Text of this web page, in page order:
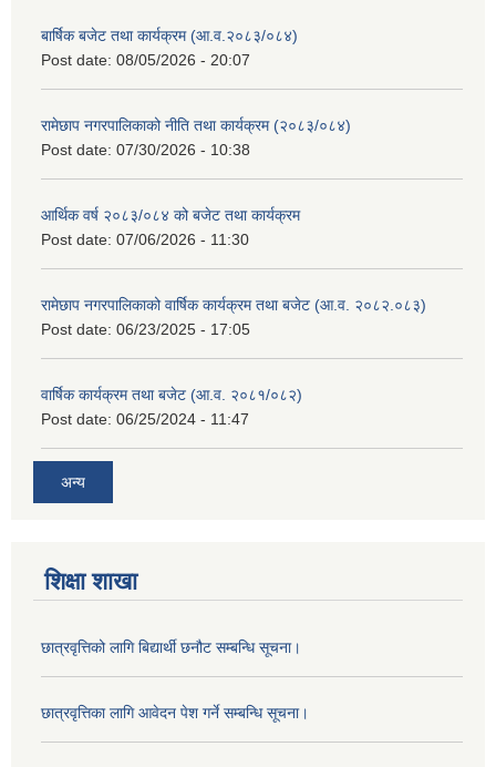
बार्षिक बजेट तथा कार्यक्रम (आ.व.२०८३/०८४)
Post date: 08/05/2026 - 20:07
रामेछाप नगरपालिकाको नीति तथा कार्यक्रम (२०८३/०८४)
Post date: 07/30/2026 - 10:38
आर्थिक वर्ष २०८३/०८४ को बजेट तथा कार्यक्रम
Post date: 07/06/2026 - 11:30
रामेछाप नगरपालिकाको वार्षिक कार्यक्रम तथा बजेट (आ.व. २०८२.०८३)
Post date: 06/23/2025 - 17:05
वार्षिक कार्यक्रम तथा बजेट (आ.व. २०८१/०८२)
Post date: 06/25/2024 - 11:47
अन्य
शिक्षा शाखा
छात्रवृत्तिको लागि बिद्यार्थी छनौट सम्बन्धि सूचना।
छात्रवृत्तिका लागि आवेदन पेश गर्ने सम्बन्धि सूचना।